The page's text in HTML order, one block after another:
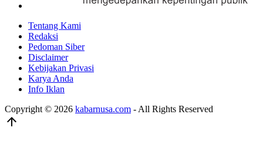
Tentang Kami
Redaksi
Pedoman Siber
Disclaimer
Kebijakan Privasi
Karya Anda
Info Iklan
Copyright © 2026 kabarnusa.com - All Rights Reserved
arrow_upward